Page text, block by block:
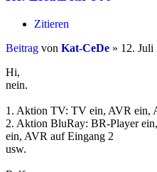
Zitieren
Beitrag von Kat-CeDe » 12. Juli
Hi,
nein.
1. Aktion TV: TV ein, AVR ein,
2. Aktion BluRay: BR-Player
ein, AVR auf Eingang 2
usw.